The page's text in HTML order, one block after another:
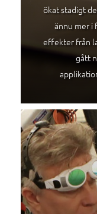
ökat stadigt
ännu mer i
effekter från
gått